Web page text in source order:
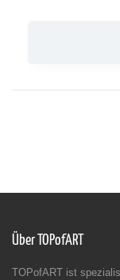
Über TOPofART
TOPofART ist